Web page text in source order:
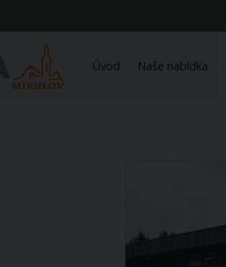
Úvod Naše nabídka